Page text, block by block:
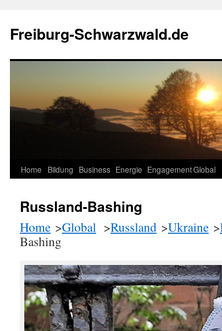
springen
Freiburg-Schwarzwald.de
Home Bildung Business Energie EngagementGlobal
Russland-Bashing
Home >Global >Russland >Ukraine >
Bashing